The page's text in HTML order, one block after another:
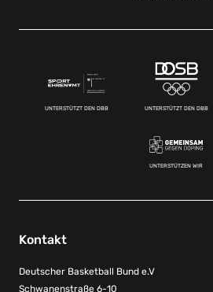
UNTERSTÜTZT DEN DBB UNTERSTÜTZT DEN DBB
UNTERSTÜTZEN WIR
Kontakt
Deutscher Basketball Bund e.V
Schwanenstraße 6-10